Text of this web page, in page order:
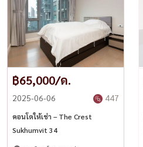
฿65,000/ด.
2025-06-06 447
คอนโดให้เช่า – The Crest
Sukhumvit 34